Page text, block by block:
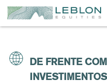
DE FRENTE